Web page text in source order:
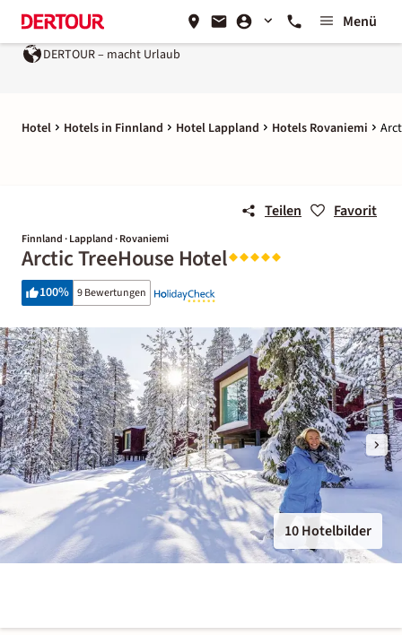
Menü
DERTOUR – macht Urlaub
Hotel Hotels in Finnland Hotel Lappland Hotels Rovaniemi
Teilen Favorit
Finnland · Lappland · Rovaniemi
Arctic TreeHouse Hotel
100% 9 Bewertungen
10 Hotelbilder